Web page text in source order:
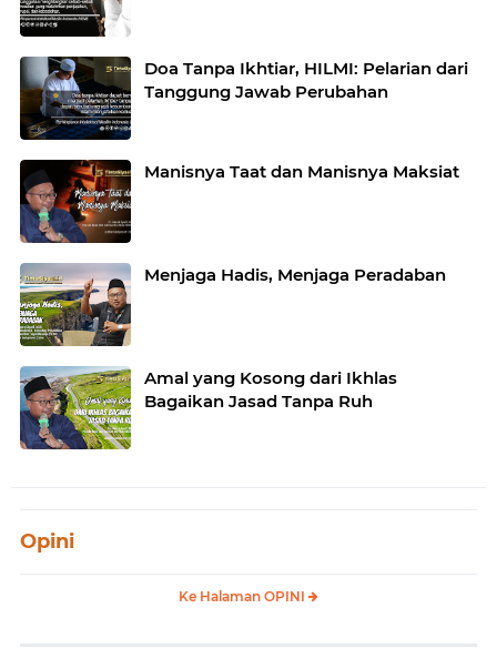
Doa Tanpa Ikhtiar, HILMI: Pelarian dari
Tanggung Jawab Perubahan
Manisnya Taat dan Manisnya Maksiat
Menjaga Hadis, Menjaga Peradaban
Amal yang Kosong dari Ikhlas
Bagaikan Jasad Tanpa Ruh
Opini
Ke Halaman OPINI